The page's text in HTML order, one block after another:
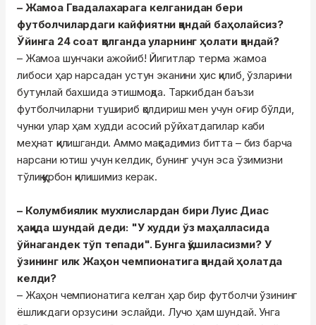
– Жамоа Гвадалахарага келганидан бери
футболчилардаги кайфиятни қандай баҳолайсиз?
Ўйинга 24 соат қолганда уларнинг ҳолати қандай?
– Жамоа шунчаки ажойиб! Йигитлар терма жамоа
либоси ҳар нарсадан устун эканини ҳис қилиб, ўзларини
бутунлай бахшида этишмоқда. Таркибдан баъзи
футболчиларни тушириб қолдириш мен учун оғир бўлди,
чунки улар ҳам худди асосий рўйхатдагилар каби
меҳнат қилишганди. Аммо мақсадимиз битта – биз барча
нарсани ютиш учун келдик, бунинг учун эса ўзимизни
тўлиқ қурбон қилишимиз керак.
– Колумбиялик мухлислардан бири Луис Диас
ҳақида шундай деди: "У худди ўз маҳалласида
ўйнагандек тўп тепади". Бунга қўшиласизми? У
ўзининг илк Жаҳон чемпионатига қандай ҳолатда
келди?
– Жаҳон чемпионатига келган ҳар бир футболчи ўзининг
ёшликдаги орзусини эслайди. Лучо ҳам шундай. Унга